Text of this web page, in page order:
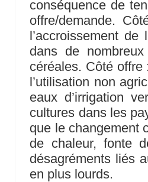
conséquence de
offre/demande.
l’accroissement
dans de
céréales. Côté offre
l’utilisation non
eaux d’irrigation
cultures dans les
que le changement
de chaleur, fonte
désagréments liés
en plus lourds.